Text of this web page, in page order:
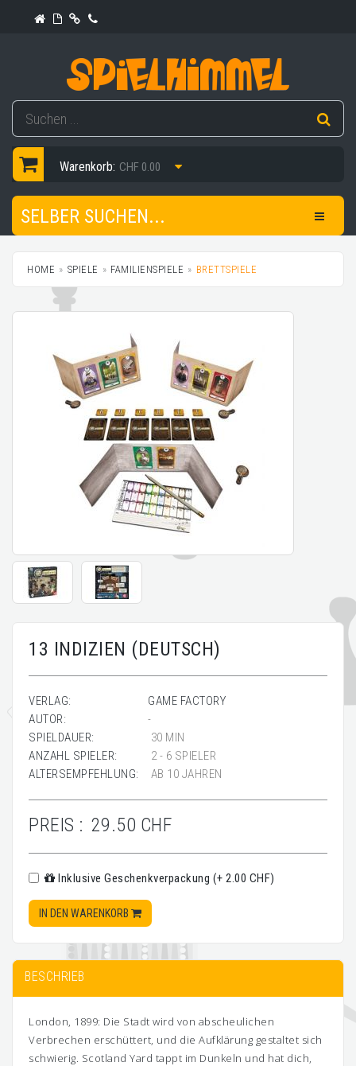
Warenkorb: CHF 0.00
SELBER SUCHEN...
HOME SPIELE FAMILIENSPIELE BRETTSPIELE
13 INDIZIEN (DEUTSCH)
VERLAG:
GAME FACTORY
AUTOR:
-
SPIELDAUER:
30 MIN
ANZAHL SPIELER:
2 - 6 SPIELER
ALTERSEMPFEHLUNG:
AB 10 JAHREN
PREIS : 29.50 CHF
Inklusive Geschenkverpackung (+ 2.00 CHF)
IN DEN WARENKORB
BESCHRIEB
London, 1899: Die Stadt wird von abscheulichen
Verbrechen erschüttert, und die Aufklärung gestaltet sich
schwierig. Scotland Yard tappt im Dunkeln und hat dich,